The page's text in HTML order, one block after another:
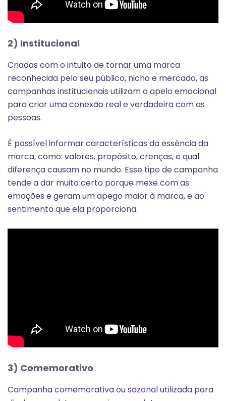
2) Institucional
Criadas com o intuito de tornar uma marca
reconhecida pelo seu público, nicho e mercado, as
campanhas institucionais utilizam o apelo emocional
para criar uma conexão real e verdadeira com as
pessoas.
É possível informar características da essência da
marca, como: valores, propósito, crenças, e qual
diferença causam no mundo. Esse tipo de campanha
tende a dar muito certo porque mexe com as
emoções e geram um apego maior à marca, e ao
sentimento que ela proporciona.
3) Comemorativo
Campanha comemorativa ousazonalutilizada para